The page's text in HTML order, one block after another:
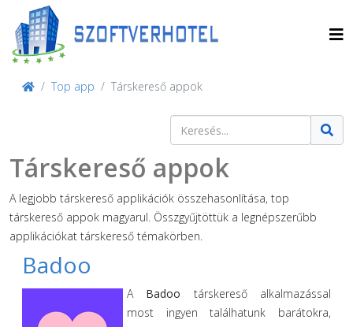
Top app Társkereső appok
Keresés
Társkereső appok
A legjobb társkereső applikációk összehasonlítása, top
társkereső appok magyarul. Összgyűjtöttük a legnépszerűbb
applikációkat társkereső témakörben.
Badoo
A Badoo társkereső alkalmazással
most ingyen találhatunk barátokra,